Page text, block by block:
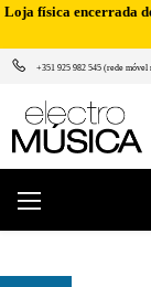
Loja física encerrada
+351 925 982 545 (rede móvel